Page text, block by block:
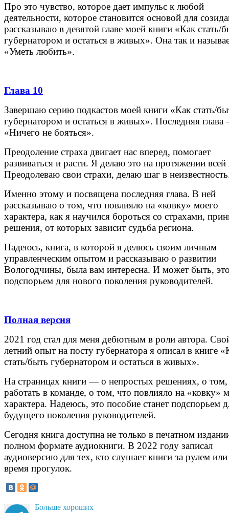
Про это чувство, которое дает импульс к любой
деятельности, которое становится основой для
рассказываю в девятой главе моей книги «Как стать/
губернатором и остаться в живых». Она так и
«Уметь любить».
Глава 10
Завершаю серию подкастов моей книги «Как стать/
губернатором и остаться в живых». Последняя
«Ничего не бояться».
Преодоление страха двигает нас вперед, помогает
развиваться и расти. Я делаю это на протяжении
Преодолеваю свои страхи, делаю шаг в
Именно этому и посвящена последняя глава. В ней
рассказываю о том, что повлияло на «ковку» моего
характера, как я научился бороться со страхами,
решения, от которых зависит судьба региона.
Надеюсь, книга, в которой я делюсь своим личным
управленческим опытом и рассказываю о развитии
Вологодчины, была вам интересна. И может быть, это
подспорьем для нового поколения руководителей.
Полная версия
2021 год стал для меня дебютным в роли автора.
летний опыт на посту губернатора я описал в книге
стать/быть губернатором и остаться в живых».
На страницах книги — о непростых решениях, о том,
работать в команде, о том, что повлияло на «ковку»
характера. Надеюсь, это пособие станет подспорьем
будущего поколения руководителей.
Сегодня книга доступна не только в печатном
полном формате аудиокниги. В 2022 году записал
аудиоверсию для тех, кто слушает книги за рулем
время прогулок.
Больше хороших